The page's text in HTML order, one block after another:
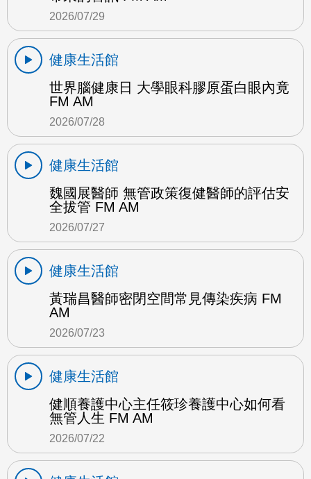
2026/07/29
健康生活館
世界腦健康日 大學眼科膠原蛋白眼內竟
FM AM
2026/07/28
健康生活館
魏國展醫師 無管政策復健醫師的評估安
全拔管 FM AM
2026/07/27
健康生活館
黃瑞昌醫師密閉空間常見傳染疾病 FM
AM
2026/07/23
健康生活館
健順養護中心主任筱珍養護中心如何看
無管人生 FM AM
2026/07/22